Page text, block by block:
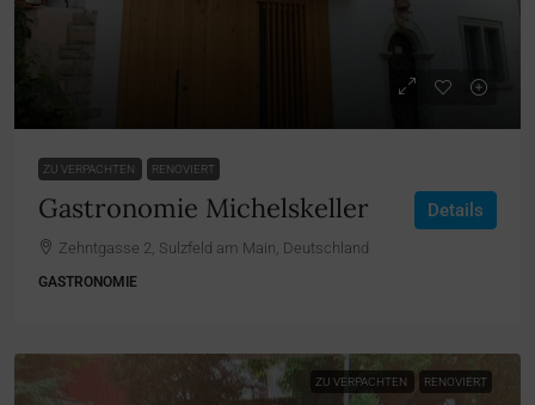
ZU VERPACHTEN RENOVIERT
Gastronomie Michelskeller
Zehntgasse 2, Sulzfeld am Main, Deutschland
GASTRONOMIE
Details
ZU VERPACHTEN RENOVIERT